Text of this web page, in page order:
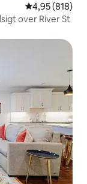
4,95 ud af 5 i
4,95 (818)
over River St